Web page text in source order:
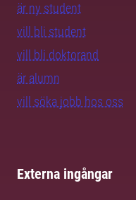
är ny student
vill bli student
vill bli doktorand
är alumn
vill söka jobb hos oss
Externa ingångar